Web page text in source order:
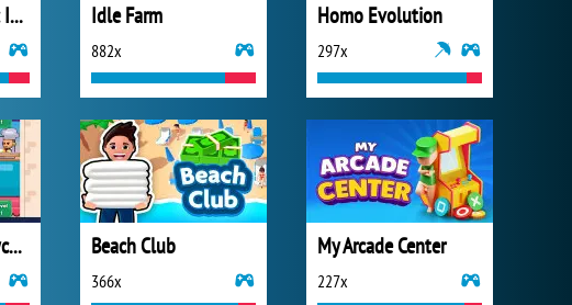
Chocolate Dream: Idle Factory Idle Farm
882x
Homo Evolution
297x
Idle Restaurant Tycoon Beach Club
366x
My Arcade Center
227x